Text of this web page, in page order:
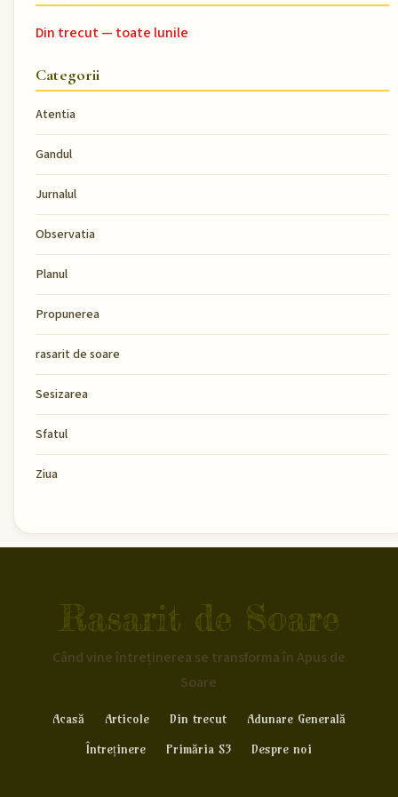
Din trecut — toate lunile
Categorii
Atentia
Gandul
Jurnalul
Observatia
Planul
Propunerea
rasarit de soare
Sesizarea
Sfatul
Ziua
Rasarit de Soare
Când vine întreținerea se transforma în Apus de
Soare
Acasă Articole Din trecut
Adunare Generală
Întreținere
Primăria S3 Despre noi